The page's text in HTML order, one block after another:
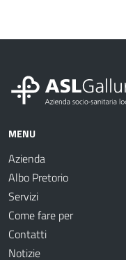
MENU
Azienda
Albo Pretorio
Servizi
Come fare per
Contatti
Notizie